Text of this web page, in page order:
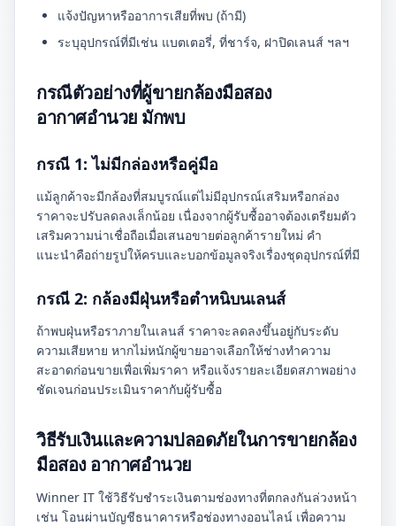
แจ้งปัญหาหรืออาการเสียที่พบ (ถ้ามี)
ระบุอุปกรณ์ที่มีเช่น แบตเตอรี่, ที่ชาร์จ, ฝาปิดเลนส์ ฯลฯ
กรณีตัวอย่างที่ผู้ขายกล้องมือสอง
อากาศอำนวย มักพบ
กรณี 1: ไม่มีกล่องหรือคู่มือ
แม้ลูกค้าจะมีกล้องที่สมบูรณ์แต่ไม่มีอุปกรณ์เสริมหรือกล่อง
ราคาจะปรับลดลงเล็กน้อย เนื่องจากผู้รับซื้ออาจต้องเตรียมตัว
เสริมความน่าเชื่อถือเมื่อเสนอขายต่อลูกค้ารายใหม่ คำ
แนะนำคือถ่ายรูปให้ครบและบอกข้อมูลจริงเรื่องชุดอุปกรณ์ที่มี
กรณี 2: กล้องมีฝุ่นหรือตำหนิบนเลนส์
ถ้าพบฝุ่นหรือราภายในเลนส์ ราคาจะลดลงขึ้นอยู่กับระดับ
ความเสียหาย หากไม่หนักผู้ขายอาจเลือกให้ช่างทำความ
สะอาดก่อนขายเพื่อเพิ่มราคา หรือแจ้งรายละเอียดสภาพอย่าง
ชัดเจนก่อนประเมินราคากับผู้รับซื้อ
วิธีรับเงินและความปลอดภัยในการขายกล้อง
มือสอง อากาศอำนวย
Winner IT ใช้วิธีรับชำระเงินตามช่องทางที่ตกลงกันล่วงหน้า
เช่น โอนผ่านบัญชีธนาคารหรือช่องทางออนไลน์ เพื่อความ